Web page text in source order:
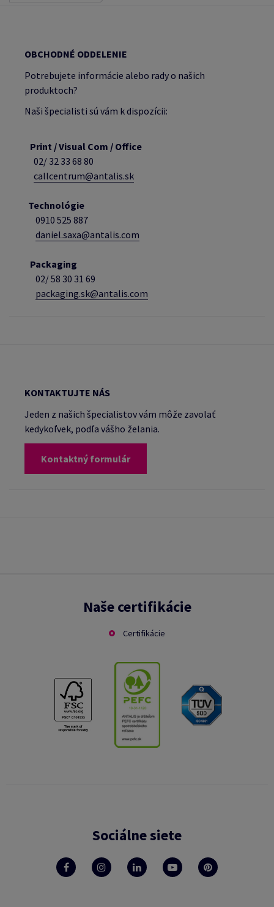
OBCHODNÉ ODDELENIE
Potrebujete informácie alebo rady o našich
produktoch?
Naši špecialisti sú vám k dispozícii:
Print / Visual Com / Office
02/ 32 33 68 80
callcentrum@antalis.sk
Technológie
0910 525 887
daniel.saxa@antalis.com
Packaging
02/58 30 31 69
packaging.sk@antalis.com
KONTAKTUJTE NÁS
Jeden z našich špecialistov vám môže zavolať
kedykoľvek, podľa vášho želania.
Kontaktný formulár
Naše certifikácie
Certifikácie
Sociálne siete